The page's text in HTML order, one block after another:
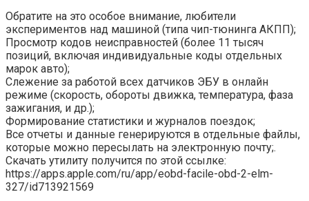
Обратите на это особое внимание, любители
экспериментов над машиной (типа чип-тюнинга АКПП);
Просмотр кодов неисправностей (более 11 тысяч
позиций, включая индивидуальные коды отдельных
марок авто);
Слежение за работой всех датчиков ЭБУ в онлайн
режиме (скорость, обороты движка, температура, фаза
зажигания, и др.);
Формирование статистики и журналов поездок;
Все отчеты и данные генерируются в отдельные файлы,
которые можно пересылать на электронную почту;.
Скачать утилиту получится по этой ссылке:
https://apps.apple.com/ru/app/eobd-facile-obd-2-elm-
327/id713921569